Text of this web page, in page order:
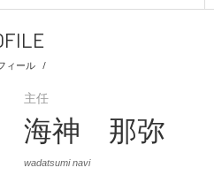
ィール
主任
海神 那弥
wadatsumi navi